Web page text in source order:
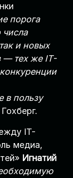
порога
числа
и новых
— тех же IT-
в пользу
IT-
медиа,
Игнатий